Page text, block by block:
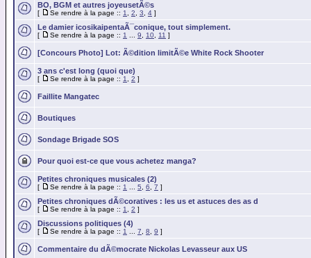
BO, BGM et autres joyeusetÃ©s
[ Se rendre à la page :: 1 2 3 4 ]
Le damier icosikaipentaÃ¯conique, tout simplement.
[ Se rendre à la page :: 1 9 10 11 ]
[Concours Photo] Lot: Ã©dition limitÃ©e White Rock Shooter
3 ans c'est long (quoi que)
[ Se rendre à la page :: 1 2 ]
Faillite Mangatec
Boutiques
Sondage Brigade SOS
Pour quoi est-ce que vous achetez manga?
Petites chroniques musicales (2)
[ Se rendre à la page :: 1 5 6 7 ]
Petites chroniques dÃ©coratives : les us et astuces des as d
[ Se rendre à la page :: 1 2 ]
Discussions politiques (4)
[ Se rendre à la page :: 1 7 8 9 ]
Commentaire du dÃ©mocrate Nickolas Levasseur aux US